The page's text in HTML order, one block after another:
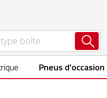
Pneus d'occasion